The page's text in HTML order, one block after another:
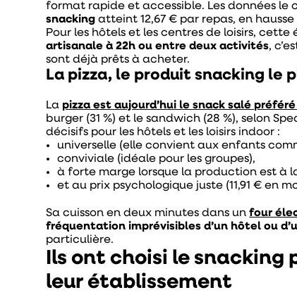
format rapide et accessible. Les données le
snackingatteint 12,67 € par repas, en hausse
Pour les hôtels et les centres de loisirs,
artisanale à 22h ou entre deux activités,
sont déjà prêts à acheter.
La pizza, le produit snacking le
La pizza est aujourd’hui le snack salé
burger (31 %) et le sandwich (28 %), selon
décisifs pour les hôtels et les loisirs indoor :
universelle (elle convient aux enfants
conviviale (idéale pour les groupes),
à forte marge lorsque la production est à
et au prix psychologique juste (11,91 € en
Sa cuisson en deux minutes dans unfour
fréquentation imprévisibles d’un hôtel ou
particulière.
Ils ont choisi le
leur établissement